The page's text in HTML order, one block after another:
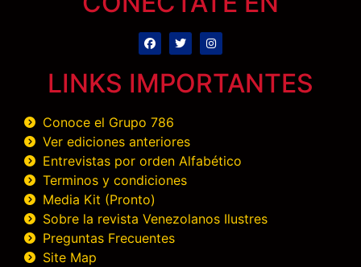
LINKS IMPORTANTES
Conoce el Grupo 786
Ver ediciones anteriores
Entrevistas por orden Alfabético
Terminos y condiciones
Media Kit (Pronto)
Sobre la revista Venezolanos Ilustres
Preguntas Frecuentes
Site Map